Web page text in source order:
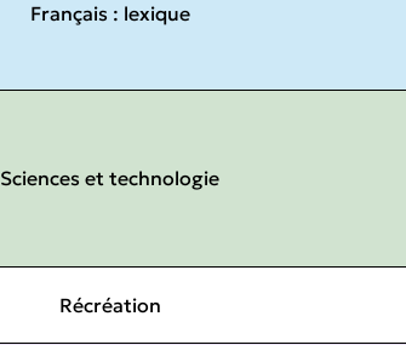
Français : lexique
Sciences et technologie
Récréation